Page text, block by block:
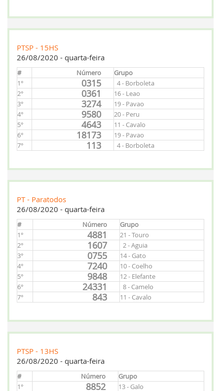
PTSP - 15HS
26/08/2020 - quarta-feira
# Número
Grupo
1°
0315
4 - Borboleta
2°
0361
16 - Leao
3°
3274
19 - Pavao
4°
9580
20 - Peru
5°
4643
11 - Cavalo
6°
18173
19 - Pavao
7°
113 4 - Borboleta
PT - Paratodos
26/08/2020 - quarta-feira
# Número
Grupo
1°
4881
21 - Touro
2°
1607
2 - Aguia
3°
0755
14 - Gato
4°
7240
10 - Coelho
5°
9848
12 - Elefante
6°
24331
8 - Camelo
7°
843 11 - Cavalo
PTSP - 13HS
26/08/2020 - quarta-feira
# Número
Grupo
1°
8852 13 - Galo